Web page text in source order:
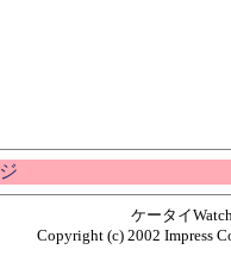
ケータイ
Copyright (c) 2002 Impress